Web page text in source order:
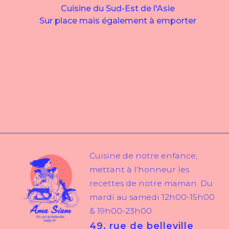
Cuisine de notre enfance,
mettant à l'honneur les
recettes de notre maman. Du
mardi au samedi 12h00-15h00
& 19h00-23h00
49, rue de belleville